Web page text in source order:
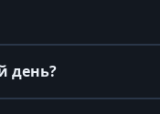
день?